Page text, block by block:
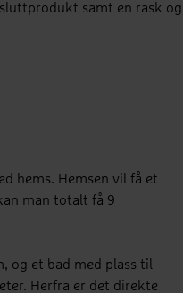
samt en rask og
hems. Hemsen vil få et
man totalt få 9
og et bad med plass til
Herfra er det direkte